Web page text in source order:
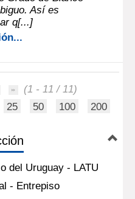
Así es
q[...]
(1 - 11 / 11)
25 50 100 200
del Uruguay - LATU
- Entrepiso